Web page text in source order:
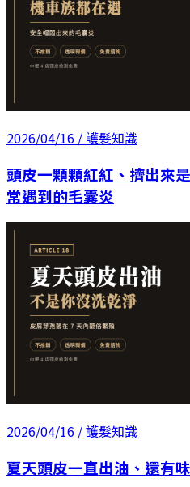
2026/04/16 / 護髮知識
頭皮一顆顆紅紅、擠出來
常遇到的毛囊炎
2026/04/16 / 護髮知識
夏天頭皮一直出油、還有